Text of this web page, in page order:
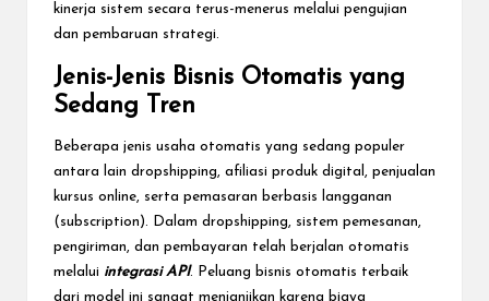
kinerja sistem secara terus-menerus melalui pengujian
dan pembaruan strategi.
Jenis-Jenis Bisnis Otomatis yang
Sedang Tren
Beberapa jenis usaha otomatis yang sedang populer
antara lain dropshipping, afiliasi produk digital, penjualan
kursus online, serta pemasaran berbasis langganan
(subscription). Dalam dropshipping, sistem pemesanan,
pengiriman, dan pembayaran telah berjalan otomatis
melalui integrasi API. Peluang bisnis otomatis terbaik
dari model ini sangat menjanjikan karena biaya